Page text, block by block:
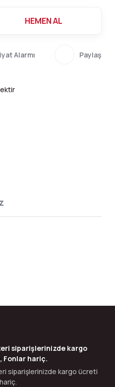
HEMEN AL
Alarmı Paylaş
siparişlerinizde kargo
Fonlar hariç.
siparişlerinizde kargo ücreti